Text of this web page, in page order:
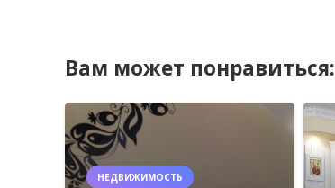
Вам может понравиться:
НЕДВИЖИМОСТЬ